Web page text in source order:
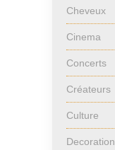
Cheveux
Cinema
Concerts
Créateurs
Culture
Decoration